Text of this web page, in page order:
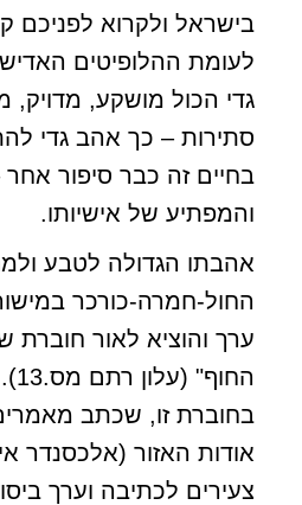
בישראל ולקרוא לפניכם
לעומת ההלופיטים
גדי הכול מושקע, מדויק,
סתירות – כך אהב גדי
בחיים זה כבר סיפור אחר
והמפתיע של אישיותו.
אהבתו הגדולה לטבע
ערך והוציא לאור
בחוברת זו, שכתב
אודות האזור (אלכסנדר
צעירים לכתיבה וערך